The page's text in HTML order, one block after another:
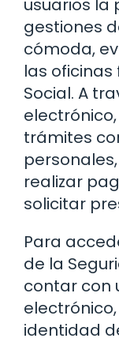
usuarios la
gestiones
cómoda,
las
Social. A
trámites
realizar
solicitar
Para
de la
contar con
identidad